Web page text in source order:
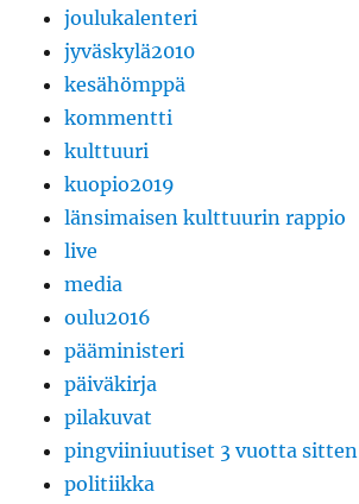
joulukalenteri
jyväskylä2010
kesähömppä
kommentti
kulttuuri
kuopio2019
länsimaisen kulttuurin rappio
live
media
oulu2016
pääministeri
päiväkirja
pilakuvat
pingviiniuutiset 3 vuotta sitten
politiikka